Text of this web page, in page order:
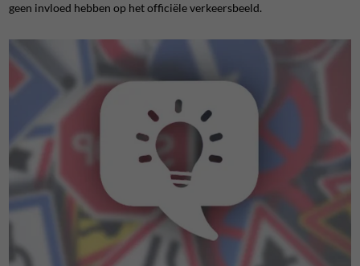
geen invloed hebben op het officiële verkeersbeeld.